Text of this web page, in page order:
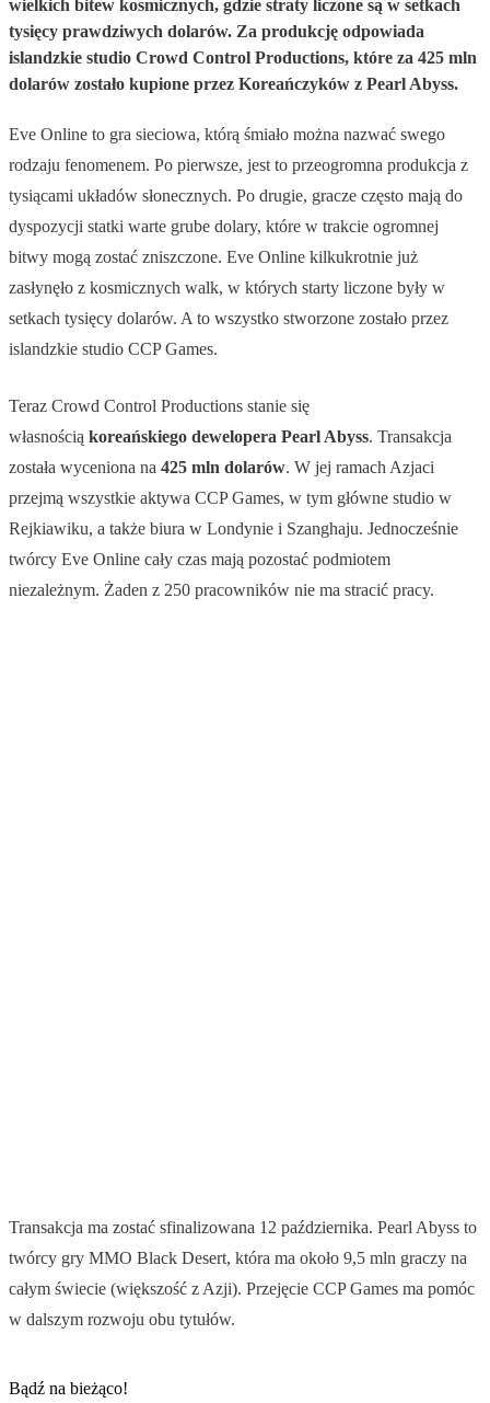
wielkich bitew kosmicznych, gdzie straty liczone są w setkach
tysięcy prawdziwych dolarów. Za produkcję odpowiada
islandzkie studio Crowd Control Productions, które za 425 mln
dolarów zostało kupione przez Koreańczyków z Pearl Abyss.
Eve Online to gra sieciowa, którą śmiało można nazwać swego
rodzaju fenomenem. Po pierwsze, jest to przeogromna produkcja z
tysiącami układów słonecznych. Po drugie, gracze często mają do
dyspozycji statki warte grube dolary, które w trakcie ogromnej
bitwy mogą zostać zniszczone. Eve Online kilkukrotnie już
zasłynęło z kosmicznych walk, w których starty liczone były w
setkach tysięcy dolarów. A to wszystko stworzone zostało przez
islandzkie studio CCP Games.
Teraz Crowd Control Productions stanie się
własnością koreańskiego dewelopera Pearl Abyss. Transakcja
została wyceniona na 425 mln dolarów. W jej ramach Azjaci
przejmą wszystkie aktywa CCP Games, w tym główne studio w
Rejkiawiku, a także biura w Londynie i Szanghaju. Jednocześnie
twórcy Eve Online cały czas mają pozostać podmiotem
niezależnym. Żaden z 250 pracowników nie ma stracić pracy.
Transakcja ma zostać sfinalizowana 12 października. Pearl Abyss to
twórcy gry MMO Black Desert, która ma około 9,5 mln graczy na
całym świecie (większość z Azji). Przejęcie CCP Games ma pomóc
w dalszym rozwoju obu tytułów.
Bądź na bieżąco!